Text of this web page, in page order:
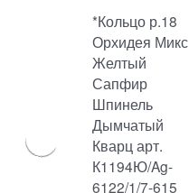
*Кольцо р.18
Орхидея Микс
Желтый
Сапфир
Шпинель
Дымчатый
Кварц арт.
К1194Ю/Ag-
6122/1/7-615